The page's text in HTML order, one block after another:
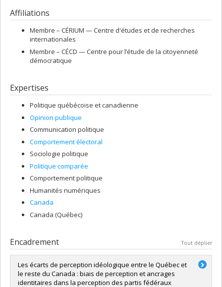
validité) des préjugés fondés sur l'apparence.
Par ailleurs, au cours des dernières années, j'ai acquis une
formation rigoureuse dans les approches et les méthodologies
propres aux sciences sociales numériques. J'ai aussi développé
une expertise dans la création d'applications numériques de
transfert de connaissances. Je suis notamment derrière l'outil
puis à nouveau lors des élections québécoises de 2022, en
partenariat avec la Presse Canadienne. Je suis actuellement en
discussion avec différents partenaires afin de déployer Datagotchi
à l'international, notamment au Mexique, au Japon, en Bulgarie et
Mes recherches ont été publiées dans différentes revues,
dont
Political Communication, Nations & Nationalism,
French Politics , le
Research,laCanadian Journal of Political Science/La revue canadienne de
science politiqueou encoreThe Journal of Legislative Studies.
Affiliations
Membre – CÉRIUM — Centre d'études et de recherches
internationales
Membre – CÉCD — Centre pour l’étude de la citoyenneté
démocratique
Expertises
Politique québécoise et canadienne
Opinion publique
Communication politique
Comportement électoral
Sociologie politique
Politique comparée
Comportement politique
Humanités numériques
Canada
Canada (Québec)
Encadrement Tout déplier
Les écarts de perception idéologique entre le Québec et
le reste du Canada : biais de perception et ancrages
identitaires dans la perception des partis fédéraux